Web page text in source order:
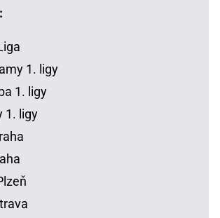
1. ligy
1. ligy
1. ligy